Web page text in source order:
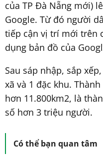
của TP Đà Nẵng mới)
Google. Từ đó người
tiếp cận vị trí mới trên
dụng bản đồ của
Sau sáp nhập, sắp
xã và 1 đặc khu.
hơn 11.800km2, là
số hơn 3 triệu người.
Có thể bạn quan tâm